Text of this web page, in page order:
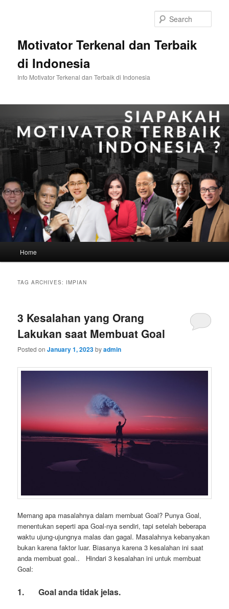
Motivator Terkenal dan Terbaik
di Indonesia
Info Motivator Terkenal dan Terbaik di Indonesia
Home
TAG ARCHIVES: IMPIAN
3 Kesalahan yang Orang
Lakukan saat Membuat Goal
Posted onJanuary 1, 2023byadmin
Memang apa masalahnya dalam membuat Goal? Punya Goal,
menentukan seperti apa Goal-nya sendiri, tapi setelah beberapa
waktu ujung-ujungnya malas dan gagal. Masalahnya kebanyakan
bukan karena faktor luar. Biasanya karena 3 kesalahan ini saat
anda membuat goal.. Hindari 3 kesalahan ini untuk membuat
Goal:
1.Goal anda tidak jelas.